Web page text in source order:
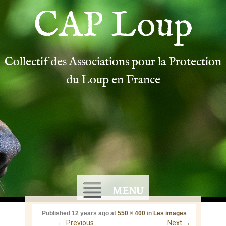
CAP Loup
Collectif des Associations pour la Protection
du Loup en France
MENU
Published 12 years agoat 550 × 400in Les images
← Previous Next →